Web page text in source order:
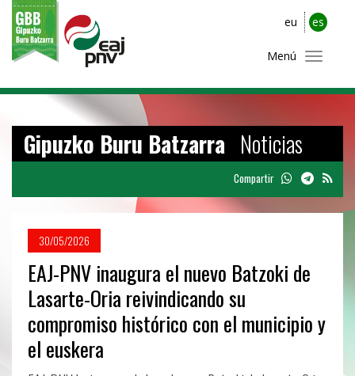
eu es
Menú
Gipuzko Buru Batzarra Noticias
Compartir
30/05/2026
EAJ-PNV inaugura el nuevo Batzoki de
Lasarte-Oria reivindicando su
compromiso histórico con el municipio y
el euskera